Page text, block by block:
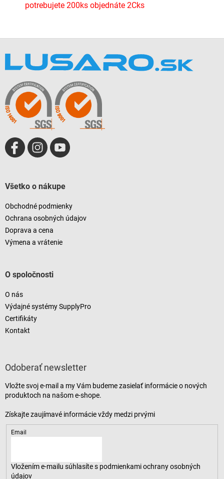
potrebujete 200ks objednáte 2Cks
Všetko o nákupe
Obchodné podmienky
Ochrana osobných údajov
Doprava a cena
Výmena a vrátenie
O spoločnosti
O nás
Výdajné systémy SupplyPro
Certifikáty
Kontakt
Odoberať newsletter
Vložte svoj e-mail a my Vám budeme zasielať informácie o nových
produktoch na našom e-shope.
Email
Vložením e-mailu súhlasíte s podmienkami ochrany osobných
údajov